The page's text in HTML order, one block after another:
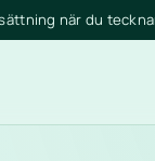
när du